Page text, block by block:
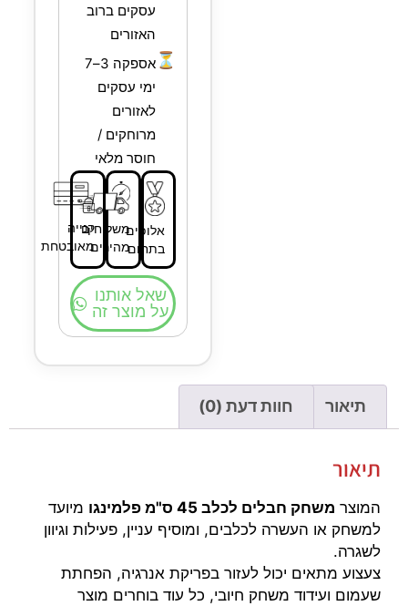
עסקים ברוב
האזורים
⏳
אספקה 3–7
ימי עסקים
לאזורים
מרוחקים /
חוסר מלאי
אלופים
בתחום
משלוחים
מהירים
קנייה
מאובטחת
שאל אותנו
על מוצר זה
תיאור חוות דעת (0)
תיאור
המוצר משחק חבלים לכלב 45 ס"מ פלמינגו
מיועד
למשחק או העשרה לכלבים, ומוסיף עניין, פעילות וגיוון
לשגרה.
צעצוע מתאים יכול לעזור בפריקת אנרגיה, הפחתת
שעמום ועידוד משחק חיובי, כל עוד בוחרים מוצר